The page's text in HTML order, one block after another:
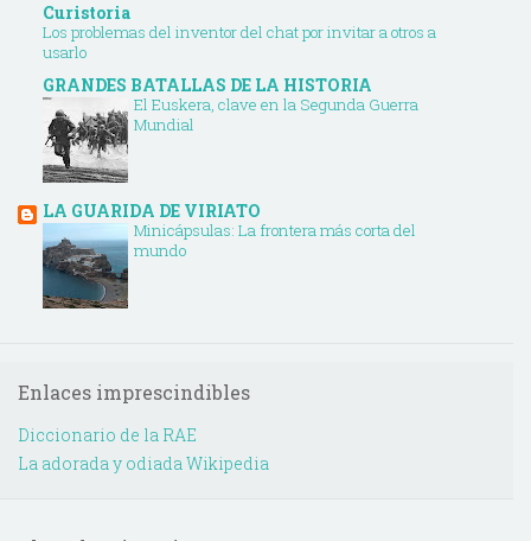
Curistoria
Los problemas del inventor del chat por invitar a otros a
usarlo
GRANDES BATALLAS DE LA HISTORIA
El Euskera, clave en la Segunda Guerra
Mundial
LA GUARIDA DE VIRIATO
Minicápsulas: La frontera más corta del
mundo
Enlaces imprescindibles
Diccionario de la RAE
La adorada y odiada Wikipedia